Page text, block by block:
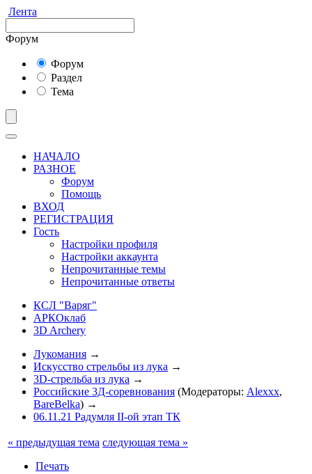
Лента
Форум
Форум
Раздел
Тема
НАЧАЛО
РАЗНОЕ
Форум
Помощь
ВХОД
РЕГИСТРАЦИЯ
Гость
Настройки профиля
Настройки аккаунта
Непрочитанные темы
Непрочитанные ответы
КСЛ "Варяг"
АРКОклаб
3D Archery
Лукомания →
Искусство стрельбы из лука →
3D-стрельба из лука →
Российские 3Д-соревнования (Модераторы: Alexxx,
BareBelka) →
06.11.21 Радумля II-ой этап ТК
« предыдущая тема следующая тема »
Печать